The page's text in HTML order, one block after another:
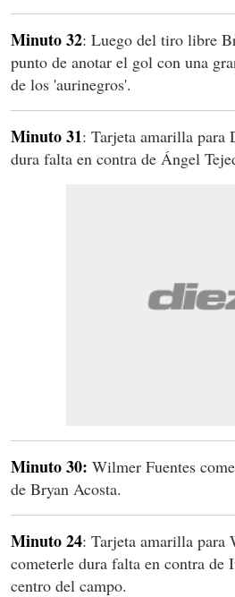
Minuto 32: Luego del tiro libre
punto de anotar el gol con una
de los 'aurinegros'.
Minuto 31: Tarjeta amarilla para
dura falta en contra de Ángel
Minuto 30: Wilmer Fuentes
de Bryan Acosta.
Minuto 24: Tarjeta amarilla para
cometerle dura falta en contra de
centro del campo.